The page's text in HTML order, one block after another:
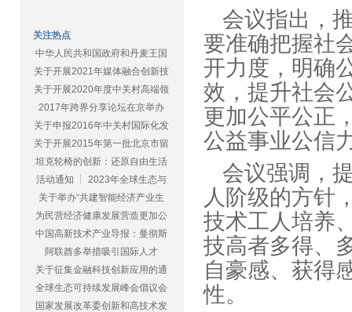
关注热点
中华人民共和国政府和丹麦王国
关于开展2021年媒体融合创新技
关于开展2020年度中关村高端领
2017年跨界分享论坛在京举办
关于申报2016年中关村国际化发
关于开展2015年第一批北京市留
坦克轮椅的创新：还原自由生活
活动通知 ┆ 2023年全球生态与
关于举办“共建智能经济产业生
为民营经济健康发展营造更加公
中国高新技术产业导报：曼彻斯
阿联酋多举措吸引国际人才
关于征集金融科技创新应用的通
全球生态可持续发展峰会倡议会
国家发展改革委创新和高技术发
会议指出，
要准确把握社
开力度，明确
效，提升社会
更加公平公正
公益事业公
会议强调，
人阶级的方针
技术工人培养
技高者多得、
自豪感、获得
性。